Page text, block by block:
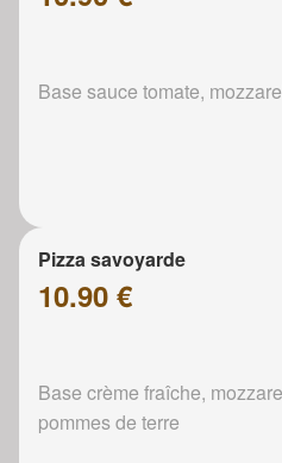
Base sauce tomate,
Pizza savoyarde
10.90 €
Base crème fraîche,
pommes de terre